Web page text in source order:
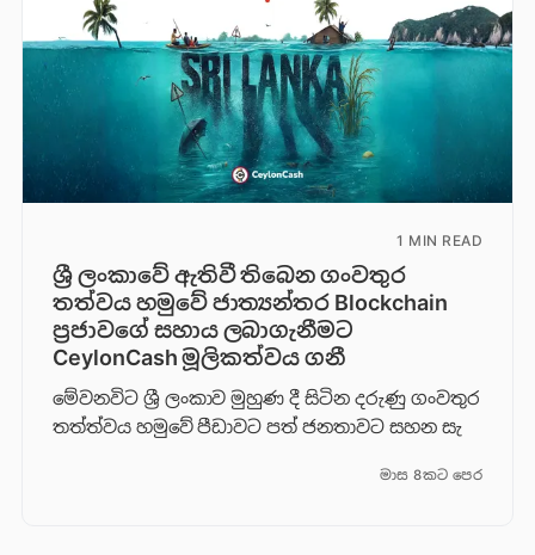
1 MIN READ
ශ්‍රී ලංකාවේ ඇතිවී තිබෙන ගංවතුර
තත්වය හමුවේ ජාත්‍යන්තර Blockchain
ප්‍රජාවගේ සහාය ලබාගැනීමට
CeylonCash මූලිකත්වය ග​නී
මේවනවිට ශ්‍රී ලංකාව මුහුණ දී සිටින දරුණු ගංවතුර
තත්ත්වය හමුවේ පීඩාවට පත් ජනතාවට සහන සැ
මාස 8කට පෙර